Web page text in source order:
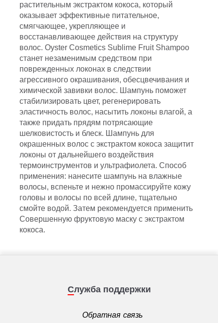
растительным экстрактом кокоса, который
оказывает эффективные питательное,
смягчающее, укрепляющее и
восстанавливающее действия на структуру
волос. Oyster Cosmetics Sublime Fruit Shampoo
станет незаменимым средством при
поврежденных локонах в следствии
агрессивного окрашивания, обесцвечивания и
химической завивки волос. Шампунь поможет
стабилизировать цвет, регенерировать
эластичность волос, насытить локоны влагой, а
также придать прядям потрясающие
шелковистость и блеск. Шампунь для
окрашенных волос с экстрактом кокоса защитит
локоны от дальнейшего воздействия
термоинструментов и ультрафиолета. Способ
применения: нанесите шампунь на влажные
волосы, вспеньте и нежно промассируйте кожу
головы и волосы по всей длине, тщательно
смойте водой. Затем рекомендуется применить
Совершенную фруктовую маску с экстрактом
кокоса.
Служба поддержки
Обратная связь